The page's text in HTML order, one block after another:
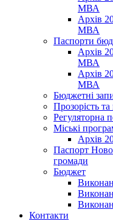
МВА
Архів
МВА
Паспорти
Архів
МВА
Архів
МВА
Бюджетні
Прозорість та
Регуляторна
Міські
Архів
Паспорт
громади
Бюджет
Контакти